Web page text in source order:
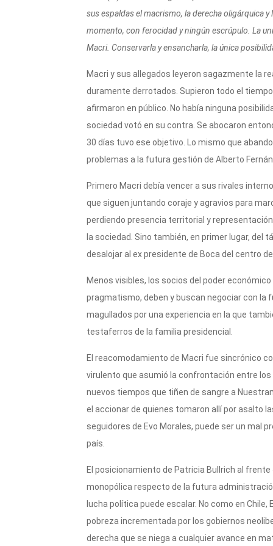
p
p
m o
o
k
ti
r
sus espaldas el macrismo, la derecha oligárquica
momento, con ferocidad y ningún escrúpulo. La
Macri. Conservarla y ensancharla, la única
Macri y sus allegados leyeron sagazmente la
duramente derrotados. Supieron todo el
afirmaron en público. No había ninguna
sociedad votó en su contra. Se abocaron
30 días tuvo ese objetivo. Lo mismo que
problemas a la futura gestión de Alberto
Primero Macri debía vencer a sus rivales
que siguen juntando coraje y agravios para
perdiendo presencia territorial y
la sociedad. Sino también, en primer lugar, del
desalojar al ex presidente de Boca del centro
Menos visibles, los socios del poder
pragmatismo, deben y buscan negociar con la
magullados por una experiencia en la que
testaferros de la familia presidencial.
El reacomodamiento de Macri fue sincrónico
virulento que asumió la confrontación entre
nuevos tiempos que tiñen de sangre a
el accionar de quienes tomaron allí por asalto
seguidores de Evo Morales, puede ser un mal
país.
El posicionamiento de Patricia Bullrich al
monopólica respecto de la futura
lucha política puede escalar. No como en
pobreza incrementada por los gobiernos
derecha que se niega a cualquier avance en